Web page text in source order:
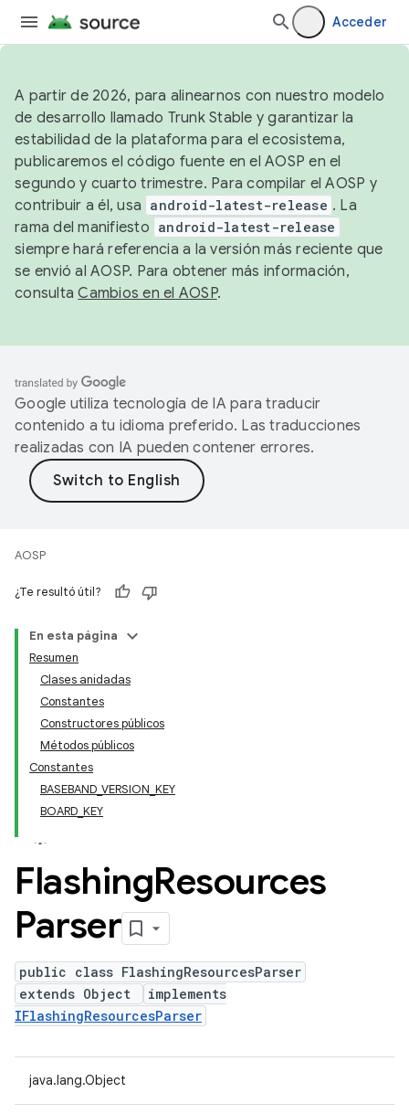
Acceder
A partir de 2026, para alinearnos con nuestro modelo
de desarrollo llamado Trunk Stable y garantizar la
estabilidad de la plataforma para el ecosistema,
publicaremos el código fuente en el AOSP en el
segundo y cuarto trimestre. Para compilar el AOSP y
contribuir a él, usa android-latest-release . La
rama del manifiesto android-latest-release
siempre hará referencia a la versión más reciente que
se envió al AOSP. Para obtener más información,
consultaCambios en el AOSP.
Google utiliza tecnología de IA para traducir
contenido a tu idioma preferido. Las traducciones
realizadas con IA pueden contener errores.
AOSP
¿Te resultó útil?
En esta página
Resumen
Clases anidadas
Constantes
Constructores públicos
Métodos públicos
Constantes
BASEBAND_VERSION_KEY
BOARD_KEY
FlashingResources
Parser
public class FlashingResourcesParser
extends Object
implements
IFlashingResourcesParser
java.lang.Object